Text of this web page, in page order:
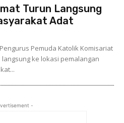
Turun Langsung
Adat
Pemuda Katolik Komisariat
langsung ke lokasi pemalangan
-